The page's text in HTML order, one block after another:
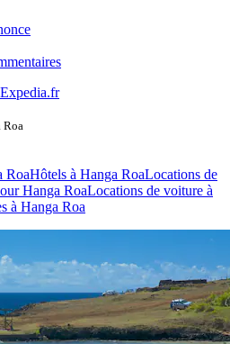
Expedia.fr
Roa
RoaHôtels à Hanga RoaLocations de
Hanga RoaLocations de voiture à
à Hanga Roa